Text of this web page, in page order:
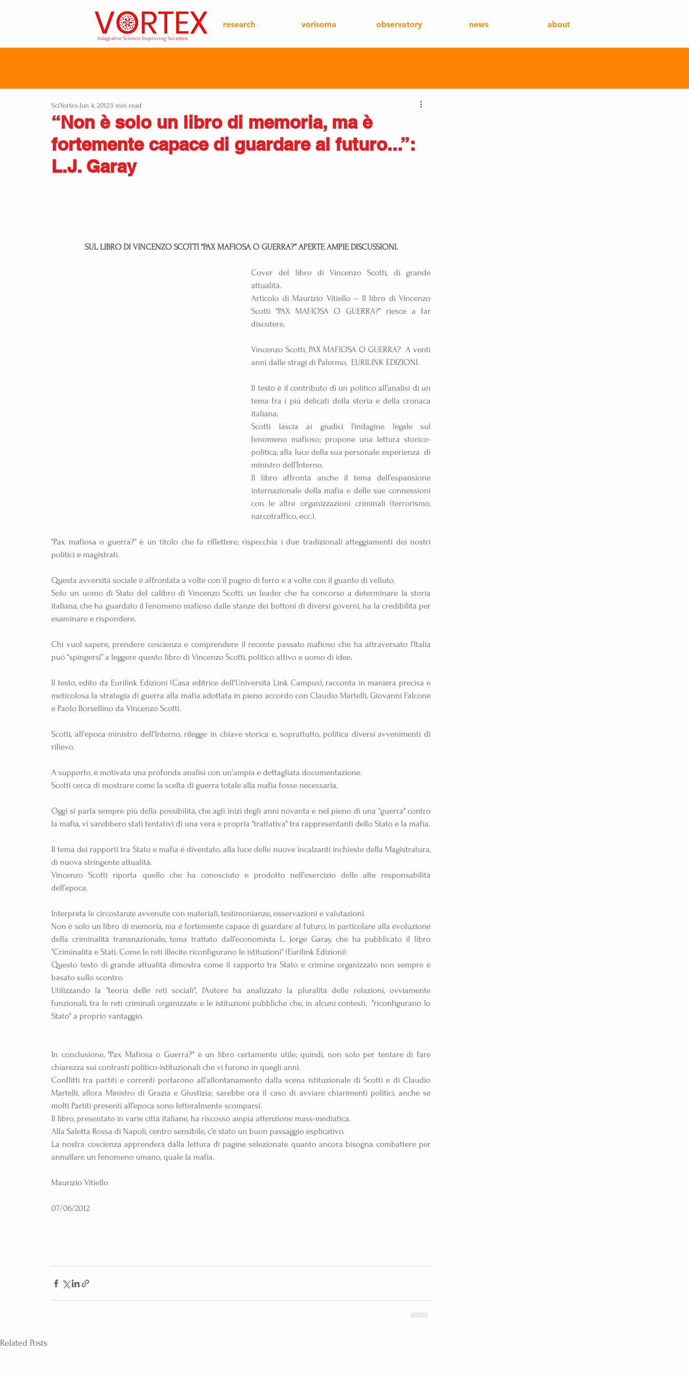
research vorisoma observatory news about
Integrative Science Improving Societies
“Non è solo un libro di memoria, ma è
fortemente capace di guardare al futuro...”:
L.J. Garay
SciVortex Jun 4, 20123 min read
SUL LIBRO DI VINCENZO SCOTTI “PAX MAFIOSA O GUERRA?” APERTE AMPIE DISCUSSIONI.
Cover del libro di Vincenzo Scotti, di grande
attualità.
Articolo di Maurizio Vitiello – Il libro di Vincenzo
Scotti “PAX MAFIOSA O GUERRA?” riesce a far
discutere.
Vincenzo Scotti, PAX MAFIOSA O GUERRA?  A venti
anni dalle stragi di Palermo,  EURILINK EDIZIONI.
Il testo è il contributo di un politico all’analisi di un
tema fra i più delicati della storia e della cronaca
italiana.
Scotti lascia ai giudici l’indagine legale sul
fenomeno mafioso; propone una lettura storico-
politica, alla luce della sua personale esperienza  di
ministro dell’Interno.
Il libro affronta anche il tema dell’espansione
internazionale della mafia e delle sue connessioni
con le altre organizzazioni criminali (terrorismo,
narcotraffico, ecc.).
“Pax mafiosa o guerra?” è un titolo che fa riflettere; rispecchia i due tradizionali atteggiamenti dei nostri
politici e magistrati.
Questa avversità sociale è affrontata a volte con il pugno di ferro e a volte con il guanto di velluto.
Solo un uomo di Stato del calibro di Vincenzo Scotti, un leader che ha concorso a determinare la storia
italiana, che ha guardato il fenomeno mafioso dalle stanze dei bottoni di diversi governi, ha la credibilità per
esaminare e rispondere.
Chi vuol sapere, prendere coscienza e comprendere il recente passato mafioso che ha attraversato l’Italia
può “spingersi” a leggere questo libro di Vincenzo Scotti, politico attivo e uomo di idee.
Il testo, edito da Eurilink Edizioni (Casa editrice dell'Università Link Campus), racconta in maniera precisa e
meticolosa la strategia di guerra alla mafia adottata in pieno accordo con Claudio Martelli, Giovanni Falcone
e Paolo Borsellino da Vincenzo Scotti.
Scotti, all'epoca ministro dell'Interno, rilegge in chiave storica e, soprattutto, politica diversi avvenimenti di
rilievo.
A supporto, è motivata una profonda analisi con un'ampia e dettagliata documentazione.
Scotti cerca di mostrare come la scelta di guerra totale alla mafia fosse necessaria.
Oggi si parla sempre più della possibilità, che agli inizi degli anni novanta e nel pieno di una "guerra" contro
la mafia, vi sarebbero stati tentativi di una vera e propria "trattativa" tra rappresentanti dello Stato e la mafia.
Il tema dei rapporti tra Stato e mafia è diventato, alla luce delle nuove incalzanti inchieste della Magistratura,
di nuova stringente attualità.
Vincenzo Scotti riporta quello che ha conosciuto e prodotto nell'esercizio delle alte responsabilità
dell’epoca.
Interpreta le circostanze avvenute con materiali, testimonianze, osservazioni e valutazioni.
Non è solo un libro di memoria, ma è fortemente capace di guardare al futuro, in particolare alla evoluzione
della criminalità transnazionale, tema trattato dall’economista L. Jorge Garay, che ha pubblicato il libro
"Criminalità e Stati. Come le reti illecite riconfigurano le istituzioni" (Eurilink Edizioni).
Questo testo di grande attualità dimostra come il rapporto tra Stato e crimine organizzato non sempre è
basato sullo scontro.
Utilizzando la "teoria delle reti sociali", l'Autore ha analizzato la pluralità delle relazioni, ovviamente
funzionali, tra le reti criminali organizzate e le istituzioni pubbliche che, in alcuni contesti,  "riconfigurano lo
Stato" a proprio vantaggio.
In conclusione, "Pax Mafiosa o Guerra?" è un libro certamente utile; quindi, non solo per tentare di fare
chiarezza sui contrasti politico-istituzionali che vi furono in quegli anni.
Conflitti tra partiti e correnti portarono all'allontanamento dalla scena istituzionale di Scotti e di Claudio
Martelli, allora Ministro di Grazia e Giustizia; sarebbe ora il caso di avviare chiarimenti politici, anche se
molti Partiti presenti all’epoca sono letteralmente scomparsi.
Il libro, presentato in varie città italiane, ha riscosso ampia attenzione mass-mediatica.
Alla Saletta Rossa di Napoli, centro sensibile, c’è stato un buon passaggio esplicativo.
La nostra coscienza apprenderà dalla lettura di pagine selezionate quanto ancora bisogna combattere per
annullare un fenomeno umano, quale la mafia.
Maurizio Vitiello
07/06/2012
Related Posts